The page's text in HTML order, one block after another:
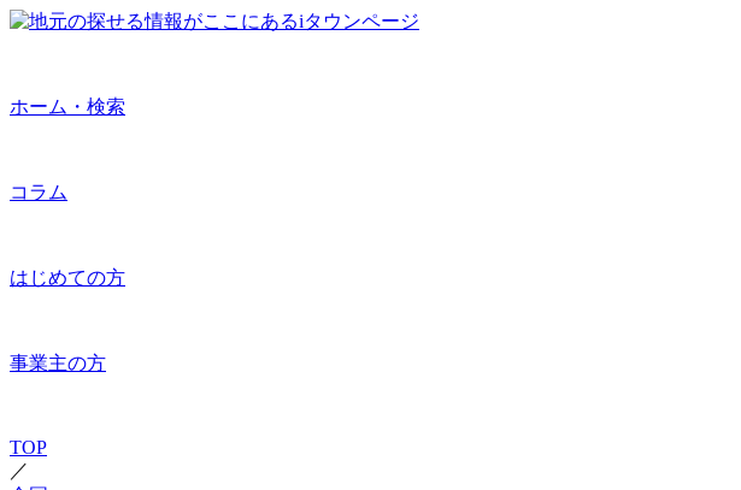
ホーム・検索
コラム
はじめての方
事業主の方
TOP
／